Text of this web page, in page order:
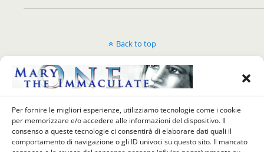
Per fornire le migliori esperienze, utilizziamo tecnologie come i cookie
per memorizzare e/o accedere alle informazioni del dispositivo. Il
consenso a queste tecnologie ci consentirà di elaborare dati quali il
comportamento di navigazione o gli ID univoci su questo sito. Il mancato
Back to top
Mobile Desktop
Powered by
WPtouch Mobile Suite for WordPress